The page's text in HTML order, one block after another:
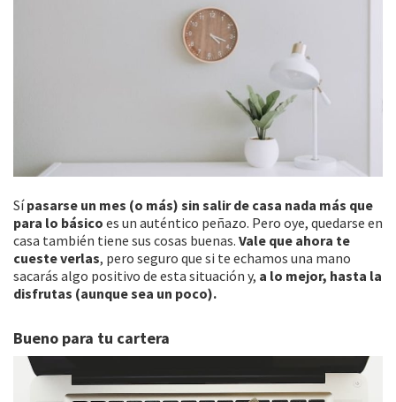
Sípasarse un mes (o más) sin salir de casa nada más que
para lo básico es un auténtico peñazo. Pero oye, quedarse en
casa también tiene sus cosas buenas. Vale que ahora te
cueste verlas, pero seguro que si te echamos una mano
sacarás algo positivo de esta situación y, a lo mejor, hasta la
disfrutas (aunque sea un poco).
Bueno para tu cartera